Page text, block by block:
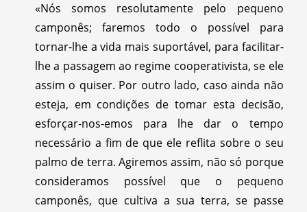
«Nós somos resolutamente pelo pequeno
camponês; faremos todo o possível para
tornar-lhe a vida mais suportável, para facilitar-
lhe a passagem ao regime cooperativista, se ele
assim o quiser. Por outro lado, caso ainda não
esteja, em condições de tomar esta decisão,
esforçar-nos-emos para lhe dar o tempo
necessário a fim de que ele reflita sobre o seu
palmo de terra. Agiremos assim, não só porque
consideramos possível que o pequeno
camponês, que cultiva a sua terra, se passe